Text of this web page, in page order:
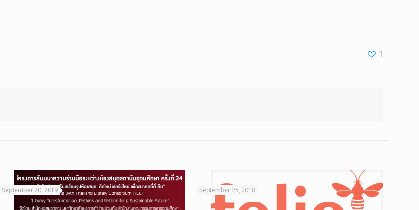
1
September 20, 2019 September 25, 2018